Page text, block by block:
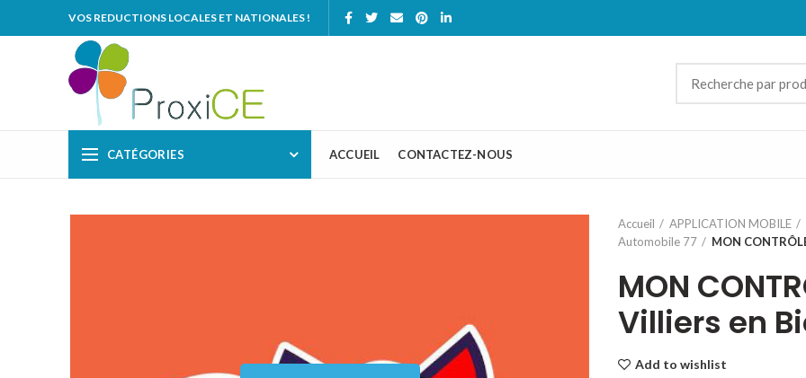
VOS REDUCTIONS LOCALES ET NATIONALES !
CATÉGORIES ACCUEIL CONTACTEZ-NOUS
Accueil
APPLICATION MOBILE
Automobile 77
MON
MON
Villiers en
Add to wishlist